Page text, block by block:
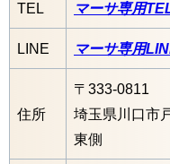
TEL マーサ専用TEL
LINE マーサ専用
住所
〒333-0811
埼玉県川口市
東側